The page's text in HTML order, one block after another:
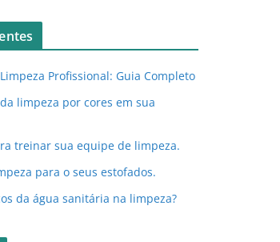
Profissional: Guia Completo
limpeza por cores em sua
treinar sua equipe de limpeza.
para o seus estofados.
da água sanitária na limpeza?